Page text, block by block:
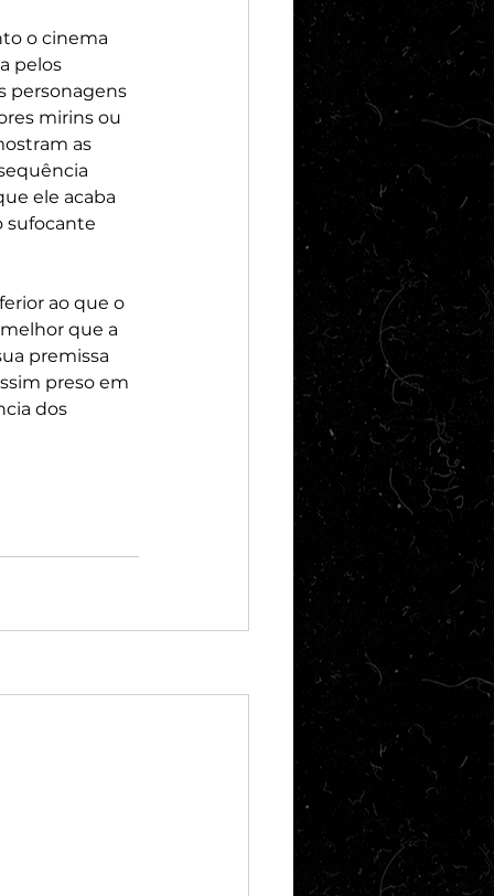
o cinema
pelos
personagens
mirins ou
as
ele acaba
sufocante
ao que o
que a
premissa
preso em
dos